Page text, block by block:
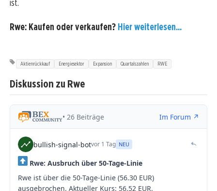
ist.
Rwe: Kaufen oder verkaufen? Hier weiterlesen...
Aktienrückkauf Energiesektor Expansion Quartalszahlen RWE
Diskussion zu Rwe